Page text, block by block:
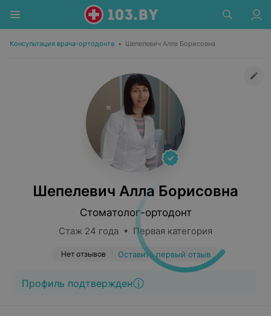
Консультация врача-ортодонта • Шепелевич Алла Борисовна
Шепелевич Алла Борисовна
Стоматолог-ортодонт
Стаж 24 года • Первая категория
Нет отзывов Оставить первый отзыв
Профиль подтвержден